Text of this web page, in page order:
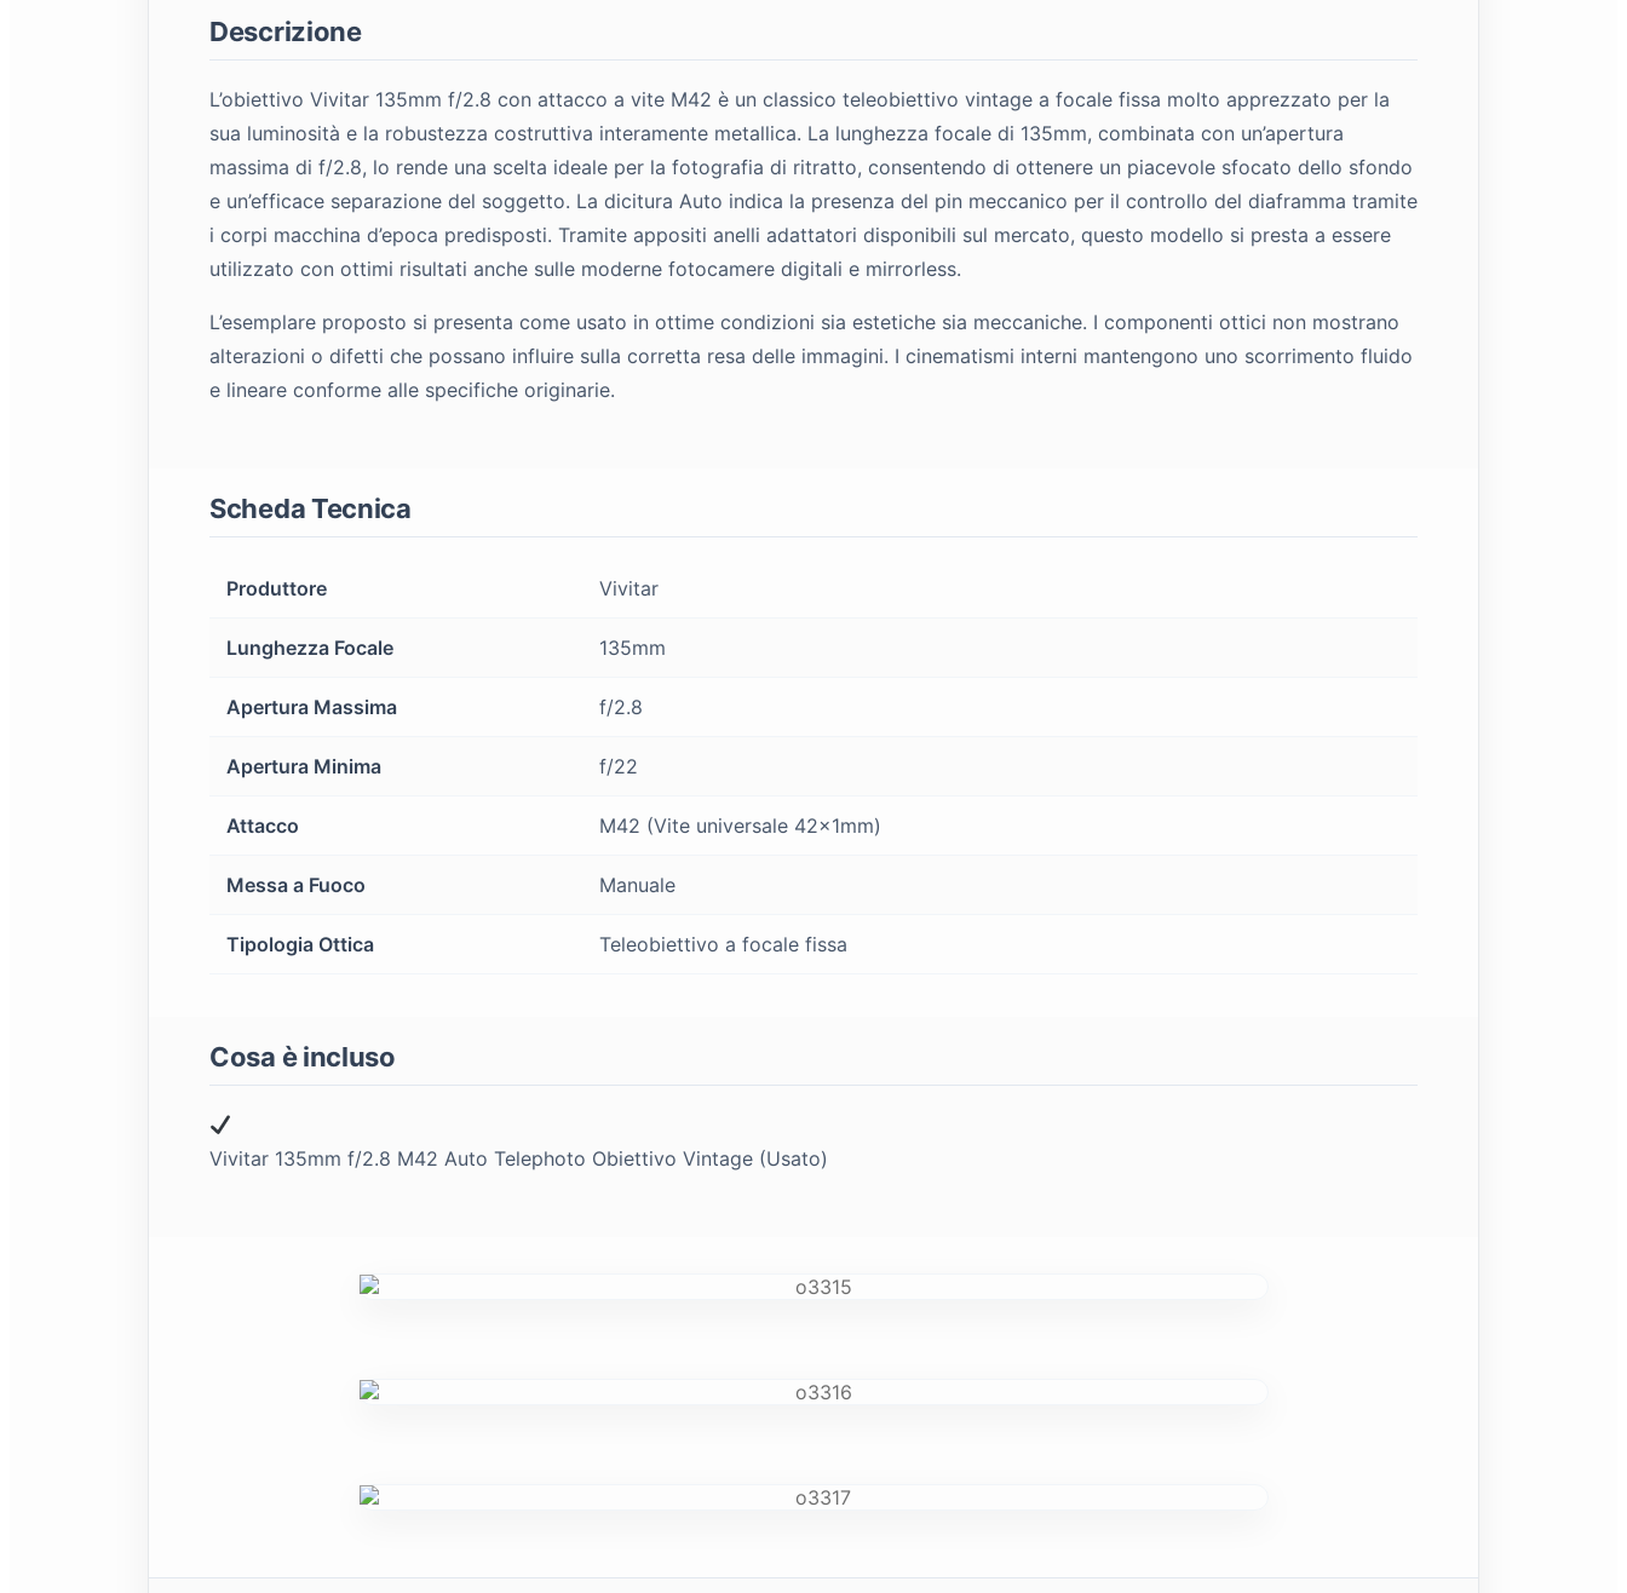
Descrizione
L’obiettivo Vivitar 135mm f/2.8 con attacco a vite M42 è un classico teleobiettivo vintage a focale fissa molto apprezzato per la
sua luminosità e la robustezza costruttiva interamente metallica. La lunghezza focale di 135mm, combinata con un’apertura
massima di f/2.8, lo rende una scelta ideale per la fotografia di ritratto, consentendo di ottenere un piacevole sfocato dello sfondo
e un’efficace separazione del soggetto. La dicitura Auto indica la presenza del pin meccanico per il controllo del diaframma tramite
i corpi macchina d’epoca predisposti. Tramite appositi anelli adattatori disponibili sul mercato, questo modello si presta a essere
utilizzato con ottimi risultati anche sulle moderne fotocamere digitali e mirrorless.
L’esemplare proposto si presenta come usato in ottime condizioni sia estetiche sia meccaniche. I componenti ottici non mostrano
alterazioni o difetti che possano influire sulla corretta resa delle immagini. I cinematismi interni mantengono uno scorrimento fluido
e lineare conforme alle specifiche originarie.
Scheda Tecnica
Produttore Vivitar
Lunghezza Focale 135mm
Apertura Massima f/2.8
Apertura Minima f/22
Attacco M42 (Vite universale 42x1mm)
Messa a Fuoco Manuale
Tipologia Ottica Teleobiettivo a focale fissa
Cosa è incluso
Vivitar 135mm f/2.8 M42 Auto Telephoto Obiettivo Vintage (Usato)